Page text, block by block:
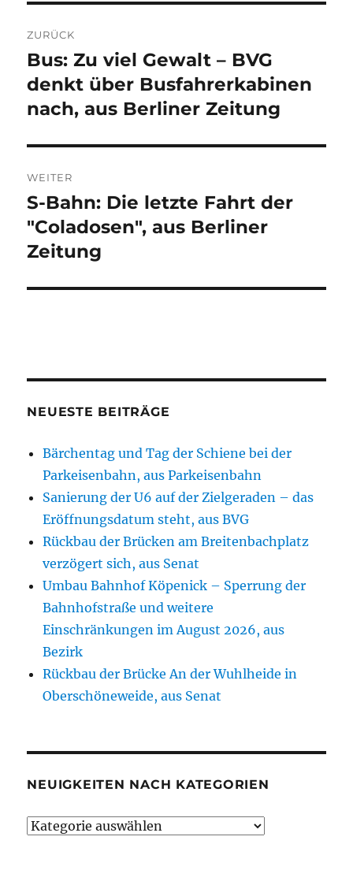
ZURÜCK
Vorheriger
Beitrag:
Bus: Zu viel Gewalt – BVG
denkt über Busfahrerkabinen
nach, aus Berliner Zeitung
WEITER
Nächster
Beitrag:
S-Bahn: Die letzte Fahrt der
"Coladosen", aus Berliner
Zeitung
NEUESTE BEITRÄGE
Bärchentag und Tag der Schiene bei der
Parkeisenbahn, aus Parkeisenbahn
Sanierung der U6 auf der Zielgeraden – das
Eröffnungsdatum steht, aus BVG
Rückbau der Brücken am Breitenbachplatz
verzögert sich, aus Senat
Umbau Bahnhof Köpenick – Sperrung der
Bahnhofstraße und weitere
Einschränkungen im August 2026, aus
Bezirk
Rückbau der Brücke An der Wuhlheide in
Oberschöneweide, aus Senat
NEUIGKEITEN NACH KATEGORIEN
Neuigkeiten